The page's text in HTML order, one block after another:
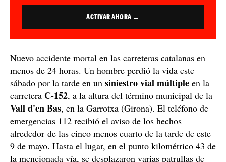
ACTIVAR AHORA →
Nuevo accidente mortal en las carreteras catalanas en
menos de 24 horas. Un hombre perdió la vida este
sábado por la tarde en un siniestro vial múltiple en la
carretera C-152, a la altura del término municipal de la
Vall d'en Bas, en la Garrotxa (Girona). El teléfono de
emergencias 112 recibió el aviso de los hechos
alrededor de las cinco menos cuarto de la tarde de este
9 de mayo. Hasta el lugar, en el punto kilométrico 43 de
la mencionada vía, se desplazaron varias patrullas de